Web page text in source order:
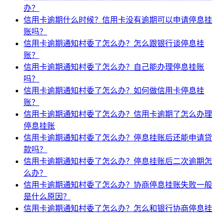
办？
信用卡逾期什么时候？信用卡没有逾期可以申请停息挂
账吗？
信用卡逾期通知村委了怎么办？怎么跟银行谈停息挂
账？
信用卡逾期通知村委了怎么办？自己能办理停息挂账
吗？
信用卡逾期通知村委了怎么办？如何做信用卡停息挂
账？
信用卡逾期通知村委了怎么办？信用卡逾期了怎么办理
停息挂账
信用卡逾期通知村委了怎么办？停息挂账后还能申请贷
款吗？
信用卡逾期通知村委了怎么办？停息挂账后二次逾期怎
么办？
信用卡逾期通知村委了怎么办？协商停息挂账失败一般
是什么原因？
信用卡逾期通知村委了怎么办？怎么和银行协商停息挂